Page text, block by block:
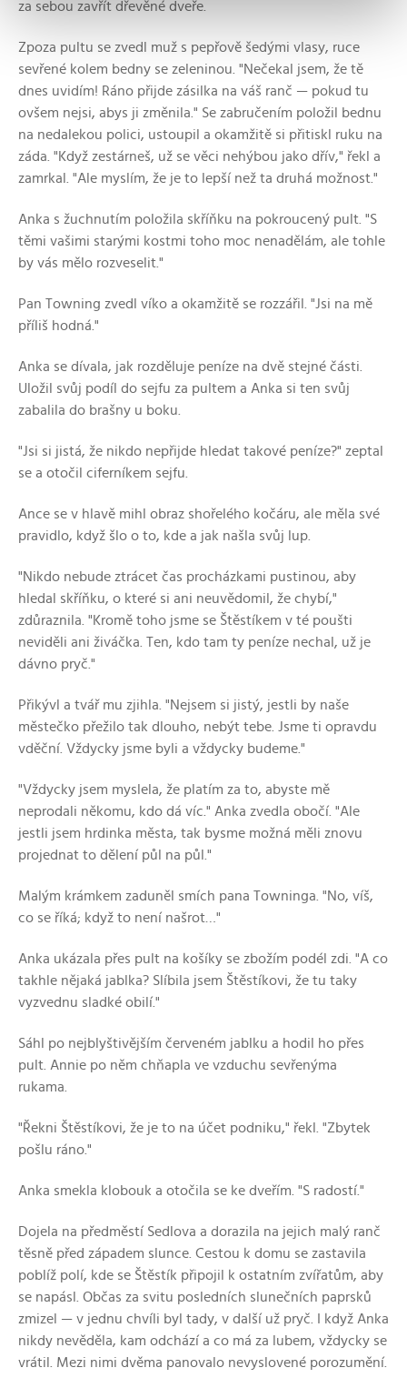
za sebou zavřít dřevěné dveře.
Zpoza pultu se zvedl muž s pepřově šedými vlasy, ruce
sevřené kolem bedny se zeleninou. "Nečekal jsem, že tě
dnes uvidím! Ráno přijde zásilka na váš ranč — pokud tu
ovšem nejsi, abys ji změnila." Se zabručením položil bednu
na nedalekou polici, ustoupil a okamžitě si přitiskl ruku na
záda. "Když zestárneš, už se věci nehýbou jako dřív," řekl a
zamrkal. "Ale myslím, že je to lepší než ta druhá možnost."
Anka s žuchnutím položila skříňku na pokroucený pult. "S
těmi vašimi starými kostmi toho moc nenadělám, ale tohle
by vás mělo rozveselit."
Pan Towning zvedl víko a okamžitě se rozzářil. "Jsi na mě
příliš hodná."
Anka se dívala, jak rozděluje peníze na dvě stejné části.
Uložil svůj podíl do sejfu za pultem a Anka si ten svůj
zabalila do brašny u boku.
"Jsi si jistá, že nikdo nepřijde hledat takové peníze?" zeptal
se a otočil ciferníkem sejfu.
Ance se v hlavě mihl obraz shořelého kočáru, ale měla své
pravidlo, když šlo o to, kde a jak našla svůj lup.
"Nikdo nebude ztrácet čas procházkami pustinou, aby
hledal skříňku, o které si ani neuvědomil, že chybí,"
zdůraznila. "Kromě toho jsme se Štěstíkem v té poušti
neviděli ani živáčka. Ten, kdo tam ty peníze nechal, už je
dávno pryč."
Přikývl a tvář mu zjihla. "Nejsem si jistý, jestli by naše
městečko přežilo tak dlouho, nebýt tebe. Jsme ti opravdu
vděční. Vždycky jsme byli a vždycky budeme."
"Vždycky jsem myslela, že platím za to, abyste mě
neprodali někomu, kdo dá víc." Anka zvedla obočí. "Ale
jestli jsem hrdinka města, tak bysme možná měli znovu
projednat to dělení půl na půl."
Malým krámkem zaduněl smích pana Towninga. "No, víš,
co se říká; když to není našrot…"
Anka ukázala přes pult na košíky se zbožím podél zdi. "A co
takhle nějaká jablka? Slíbila jsem Štěstíkovi, že tu taky
vyzvednu sladké obilí."
Sáhl po nejblyštivějším červeném jablku a hodil ho přes
pult. Annie po něm chňapla ve vzduchu sevřenýma
rukama.
"Řekni Štěstíkovi, že je to na účet podniku," řekl. "Zbytek
pošlu ráno."
Anka smekla klobouk a otočila se ke dveřím. "S radostí."
Dojela na předměstí Sedlova a dorazila na jejich malý ranč
těsně před západem slunce. Cestou k domu se zastavila
poblíž polí, kde se Štěstík připojil k ostatním zvířatům, aby
se napásl. Občas za svitu posledních slunečních paprsků
zmizel — v jednu chvíli byl tady, v další už pryč. I když Anka
nikdy nevěděla, kam odchází a co má za lubem, vždycky se
vrátil. Mezi nimi dvěma panovalo nevyslovené porozumění.